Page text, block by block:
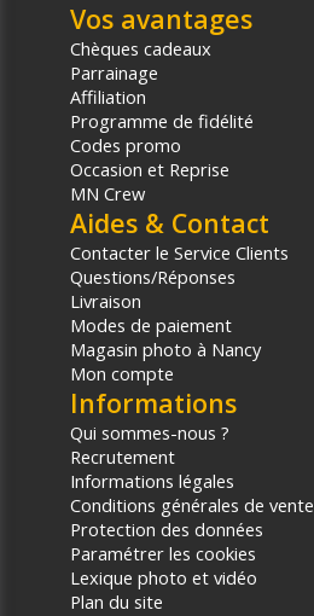
Vos avantages
Chèques cadeaux
Parrainage
Affiliation
Programme de fidélité
Codes promo
Occasion et Reprise
MN Crew
Aides & Contact
Contacter le Service Clients
Questions/Réponses
Livraison
Modes de paiement
Magasin photo à Nancy
Mon compte
Informations
Qui sommes-nous ?
Recrutement
Informations légales
Conditions générales de vente
Protection des données
Paramétrer les cookies
Lexique photo et vidéo
Plan du site